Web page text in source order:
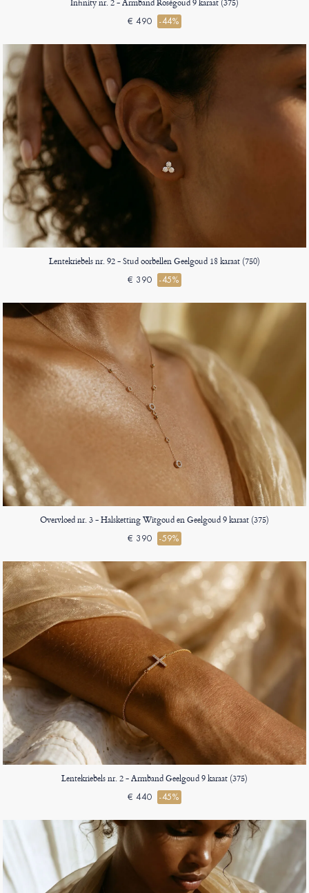
€ 490 -44%
Lentekriebels nr. 92 - Stud oorbellen Geelgoud 18 karaat (750)
€ 390 -45%
Overvloed nr. 3 - Halsketting Witgoud en Geelgoud 9 karaat (375)
€ 390 -59%
Lentekriebels nr. 2 - Armband Geelgoud 9 karaat (375)
€ 440 -45%